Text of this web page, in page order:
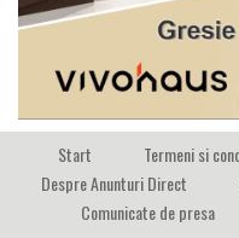
Start Termeni si
Despre Anunturi Direct
Comunicate de presa